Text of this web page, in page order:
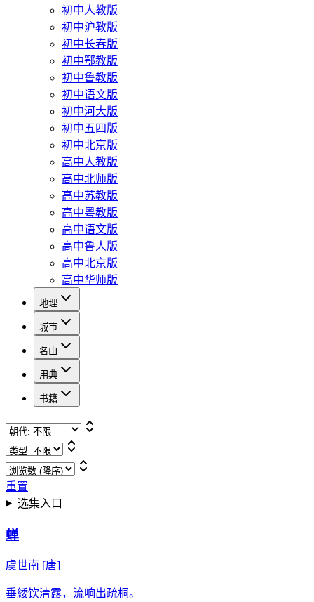
初中人教版
初中沪教版
初中长春版
初中鄂教版
初中鲁教版
初中语文版
初中河大版
初中五四版
初中北京版
高中人教版
高中北师版
高中苏教版
高中粤教版
高中语文版
高中鲁人版
高中北京版
高中华师版
地理
城市
名山
用典
书籍
重置
选集入口
蝉
虞世南 [唐]
垂緌饮清露，流响出疏桐。